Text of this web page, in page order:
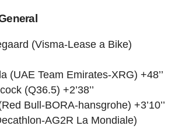
(Visma-Lease a Bike)
(UAE Team Emirates-XRG) +48’’
(Q36.5) +2’38’’
Bull-BORA-hansgrohe) +3’10’’
AG2R La Mondiale)